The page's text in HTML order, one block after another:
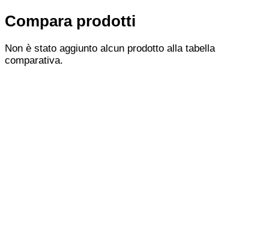
Compara prodotti
Non è stato aggiunto alcun prodotto alla tabella
comparativa.